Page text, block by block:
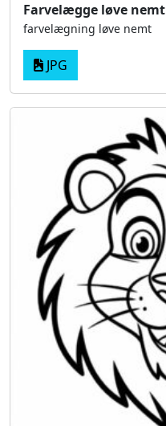
Farvelægge løve nemt
farvelægning løve nemt
JPG